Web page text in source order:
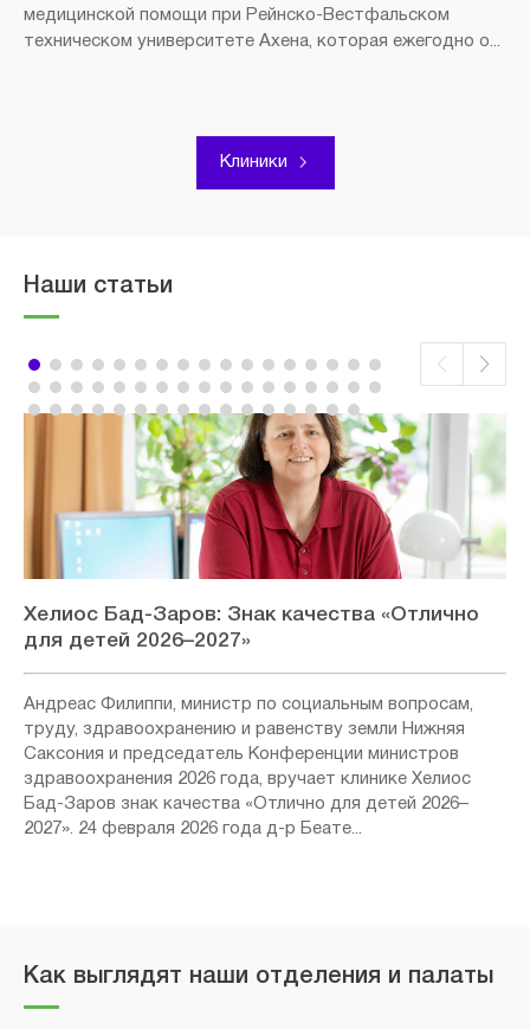
медицинской помощи при Рейнско-Вестфальском
техническом университете Ахена, которая ежегодно о...
Клиники
Наши статьи
Хелиос Бад-Заров: Знак качества «Отлично
для детей 2026–2027»
Андреас Филиппи, министр по социальным вопросам,
труду, здравоохранению и равенству земли Нижняя
Саксония и председатель Конференции министров
здравоохранения 2026 года, вручает клинике Хелиос
Бад-Заров знак качества «Отлично для детей 2026–
2027». 24 февраля 2026 года д-р Беате...
Как выглядят наши отделения и палаты